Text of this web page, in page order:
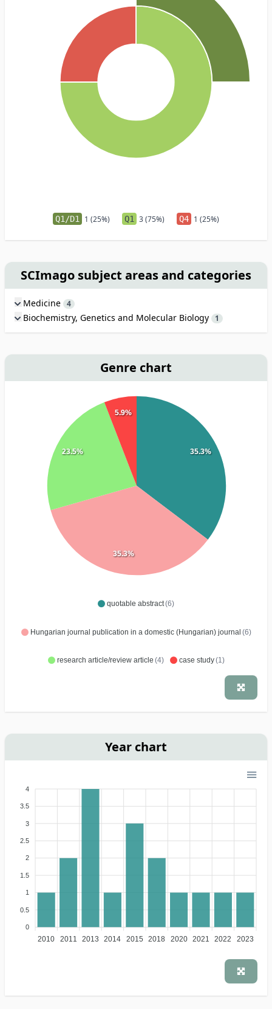
Q1/D1 1 (25%) Q1 3 (75%) Q4 1 (25%)
SCImago subject areas and categories
Medicine 4
Biochemistry, Genetics and Molecular Biology 1
Genre chart
quotable abstract(6)
Hungarian journal publication in a domestic (Hungarian) journal (6)
research article/review article (4) case study(1)
35.3%
35.3%
23.5%
5.9%
Year chart
4
3.5
3
2.5
2
1.5
1
0.5
0
2010 2011 2013 2014 2015 2018 2020 2021 2022 2023